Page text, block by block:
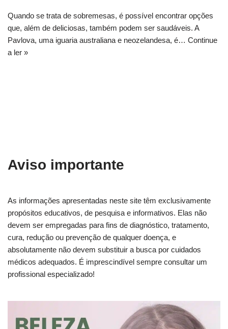
Quando se trata de sobremesas, é possível encontrar opções
que, além de deliciosas, também podem ser saudáveis. A
Pavlova, uma iguaria australiana e neozelandesa, é… Continue
a ler »
Aviso importante
As informações apresentadas neste site têm exclusivamente
propósitos educativos, de pesquisa e informativos. Elas não
devem ser empregadas para fins de diagnóstico, tratamento,
cura, redução ou prevenção de qualquer doença, e
absolutamente não devem substituir a busca por cuidados
médicos adequados. É imprescindível sempre consultar um
profissional especializado!